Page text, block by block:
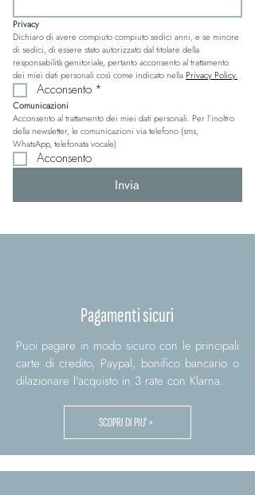
Privacy
Dichiaro di avere compiuto compiuto sedici anni, e se minore
di sedici, di essere stato autorizzato dal titolare della
responsabilità genitoriale, pertanto acconsento al trattamento
dei miei dati personali così come indicato nella Privacy Policy.
Acconsento *
Comunicazioni
Acconsento al trattamento dei miei dati personali. Per l’inoltro
della newsletter, le comunicazioni via telefono (sms,
WhatsApp, telefonata vocale)
Acconsento
Invia
Pagamenti sicuri
Puoi pagare in modo sicuro con le principali
carte di credito, Paypal, bonifico bancario o
dilazionare l'acquisto in 3 rate con Klarna.
SCOPRI DI PIU' >